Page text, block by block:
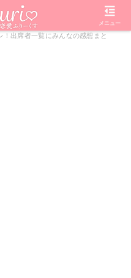
恋する♥週末ホームステイ
！出席者一覧にみんなの感想まと
メニュー